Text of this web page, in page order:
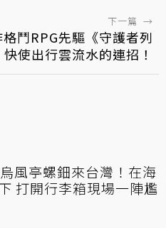
下一篇 →
鬥RPG先驅《守護者列
使出行雲流水的連招！
風亭螺鈿來台灣！在海
打開行李箱現場一陣尷